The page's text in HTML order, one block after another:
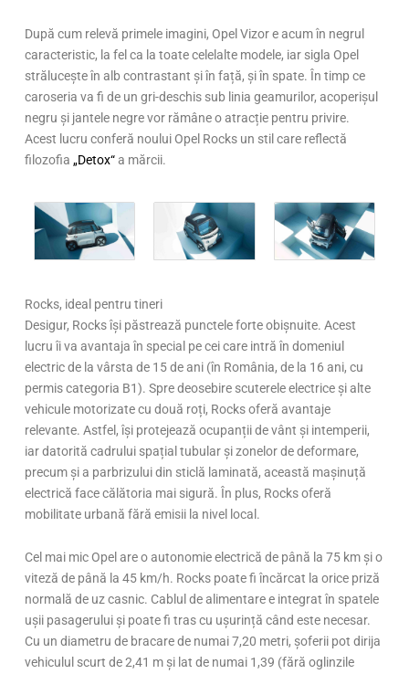
După cum relevă primele imagini, Opel Vizor e acum în negrul
caracteristic, la fel ca la toate celelalte modele, iar sigla Opel
strălucește în alb contrastant și în față, și în spate. În timp ce
caroseria va fi de un gri-deschis sub linia geamurilor, acoperișul
negru și jantele negre vor rămâne o atracție pentru privire.
Acest lucru conferă noului Opel Rocks un stil care reflectă
filozofia„Detox“a mărcii.
Rocks, ideal pentru tineri
Desigur, Rocks își păstrează punctele forte obișnuite. Acest
lucru îi va avantaja în special pe cei care intră în domeniul
electric de la vârsta de 15 de ani (în România, de la 16 ani, cu
permis categoria B1). Spre deosebire scuterele electrice și alte
vehicule motorizate cu două roți, Rocks oferă avantaje
relevante. Astfel, își protejează ocupanții de vânt și intemperii,
iar datorită cadrului spațial tubular și zonelor de deformare,
precum și a parbrizului din sticlă laminată, această mașinuță
electrică face călătoria mai sigură. În plus, Rocks oferă
mobilitate urbană fără emisii la nivel local.
Cel mai mic Opel are o autonomie electrică de până la 75 km și o
viteză de până la 45 km/h. Rocks poate fi încărcat la orice priză
normală de uz casnic. Cablul de alimentare e integrat în spatele
ușii pasagerului și poate fi tras cu ușurință când este necesar.
Cu un diametru de bracare de numai 7,20 metri, șoferii pot dirija
vehiculul scurt de 2,41 m și lat de numai 1,39 (fără oglinzile